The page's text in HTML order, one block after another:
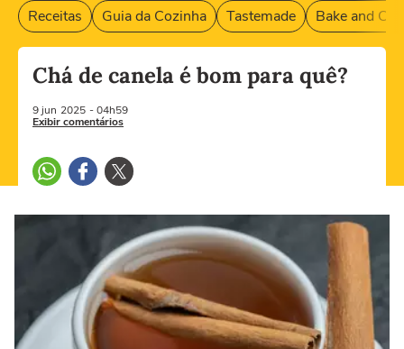
Receitas Guia da Cozinha Tastemade Bake and
Chá de canela é bom para quê?
9 jun 2025 - 04h59
Exibir comentários